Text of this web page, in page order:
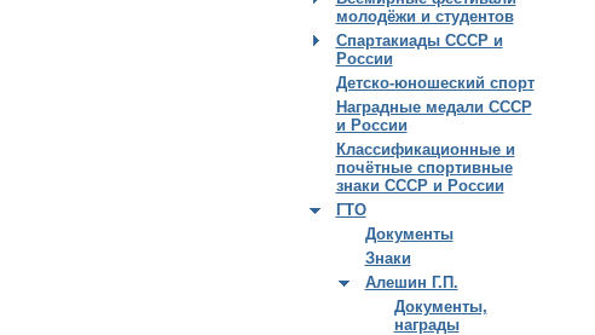
молодёжи и студентов
Спартакиады СССР и
России
Детско-юношеский спорт
Наградные медали СССР
и России
Классификационные и
почётные спортивные
знаки СССР и России
ГТО
Документы
Знаки
Алешин Г.П.
Документы,
награды